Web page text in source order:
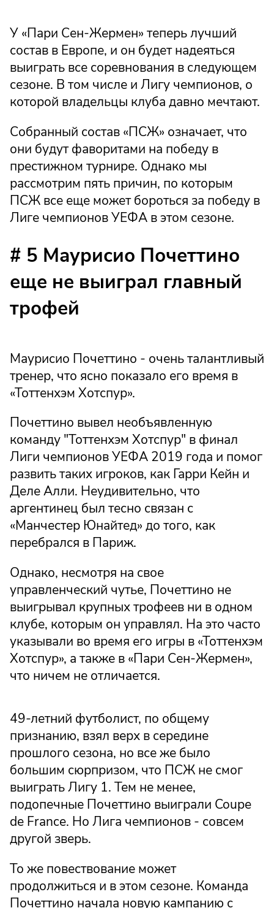
У «Пари Сен-Жермен» теперь лучший
состав в Европе, и он будет надеяться
выиграть все соревнования в следующем
сезоне. В том числе и Лигу чемпионов, о
которой владельцы клуба давно мечтают.
Собранный состав «ПСЖ» означает, что
они будут фаворитами на победу в
престижном турнире. Однако мы
рассмотрим пять причин, по которым
ПСЖ все еще может бороться за победу в
Лиге чемпионов УЕФА в этом сезоне.
# 5 Маурисио Почеттино
еще не выиграл главный
трофей
Маурисио Почеттино - очень талантливый
тренер, что ясно показало его время в
«Тоттенхэм Хотспур».
Почеттино вывел необъявленную
команду "Тоттенхэм Хотспур" в финал
Лиги чемпионов УЕФА 2019 года и помог
развить таких игроков, как Гарри Кейн и
Деле Алли. Неудивительно, что
аргентинец был тесно связан с
«Манчестер Юнайтед» до того, как
перебрался в Париж.
Однако, несмотря на свое
управленческий чутье, Почеттино не
выигрывал крупных трофеев ни в одном
клубе, которым он управлял. На это часто
указывали во время его игры в «Тоттенхэм
Хотспур», а также в «Пари Сен-Жермен»,
что ничем не отличается.
49-летний футболист, по общему
признанию, взял верх в середине
прошлого сезона, но все же было
большим сюрпризом, что ПСЖ не смог
выиграть Лигу 1. Тем не менее,
подопечные Почеттино выиграли Coupe
de France. Но Лига чемпионов - совсем
другой зверь.
То же повествование может
продолжиться и в этом сезоне. Команда
Почеттино начала новую кампанию с